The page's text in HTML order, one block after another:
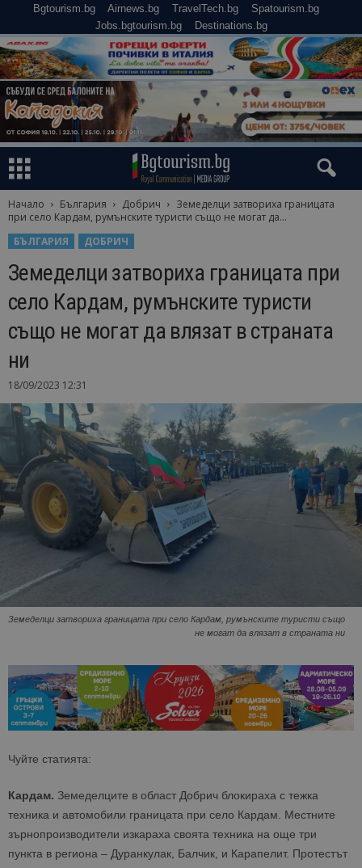
Bgtourism.bg Airnews.bg TravelTech.bg
Spatourism.bg
Jobs.bgtourism.bg
Destinations.bg
Начало България Добрич
Земеделци затвориха границата
при село Кардам, румънските туристи също не могат да...
БЪЛГАРИЯ
ДОБРИЧ
Земеделци затвориха границата при
село Кардам, румънските туристи
също не могат да влязат в страната
ни
18/09/2023 12:31
Земеделци затвориха границата при село Кардам, румънските туристи също
не могат да влязат в страната ни
Чуйте статията:
Кардам. Земеделците в област Добрич блокираха с тежка
техника и автомобили границата при село Кардам. Местните
зърнопроизводители изкараха своята техника на още три
пункта в региона – Дуранкулак, Балчик, и Карапелит. Протестът